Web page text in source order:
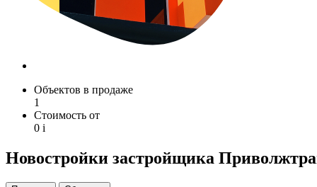
Объектов в продаже
1
Стоимость от
0 i
Новостройки застройщика